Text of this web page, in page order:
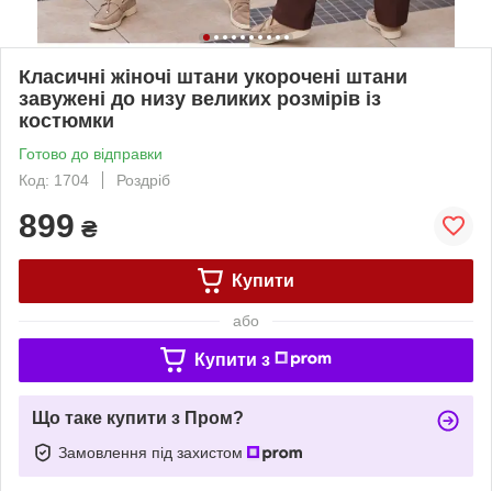
Класичні жіночі штани укорочені штани
завужені до низу великих розмірів із
костюмки
Готово до відправки
Код: 1704
Роздріб
899 ₴
Купити
або
Купити з
Що таке купити з Пром?
Замовлення під захистом